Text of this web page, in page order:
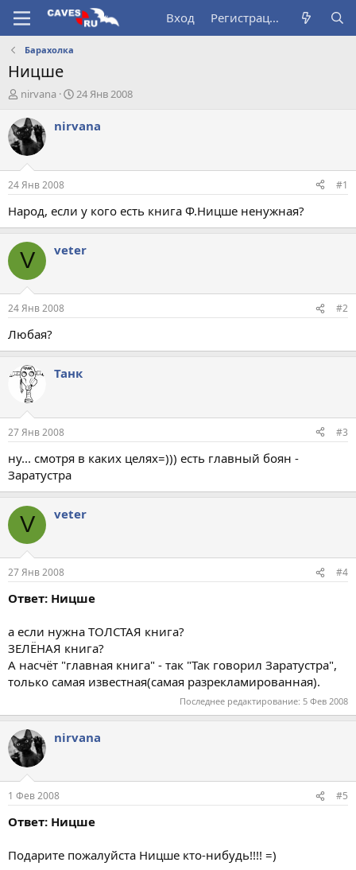
Вход Регистрация
Барахолка
Ницше
А
т
о
р
т
е
м
ы
nirvana
Д
т
а
л
24 Янв 2008
nirvana
24 Янв 2008 #1
Народ, если у кого есть книга Ф.Ницше ненужная?
V veter
24 Янв 2008 #2
Любая?
Танк
27 Янв 2008 #3
ну... смотря в каких целях=))) есть главный боян -
Заратустра
V veter
27 Янв 2008 #4
Ответ: Ницше
а если нужна ТОЛСТАЯ книга?
ЗЕЛЁНАЯ книга?
А насчёт "главная книга" - так "Так говорил Заратустра",
только самая известная(самая разрекламированная).
Последнее редактирование: 5 Фев 2008
nirvana
1 Фев 2008 #5
Ответ: Ницше
Подарите пожалуйста Ницше кто-нибудь!!!! =)